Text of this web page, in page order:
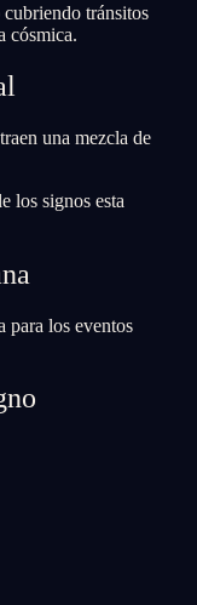
tránsitos
cósmica.
una mezcla de
los signos esta
para los eventos